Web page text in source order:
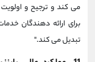
می کند و ترجیح و اولویت
برای ارائه دهندگان
تبدیل می کند."